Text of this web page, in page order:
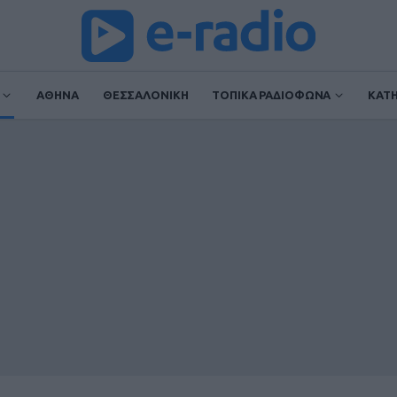
ΑΘΗΝΑ ΘΕΣΣΑΛΟΝΙΚΗ ΤΟΠΙΚΑ ΡΑΔΙΟΦΩΝΑ